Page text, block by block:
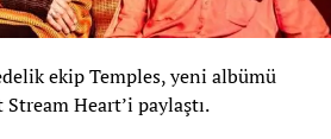
ekip Temples, yeni albümü
Stream Heart’i paylaştı.